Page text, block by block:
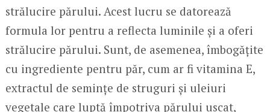
strălucire părului. Acest lucru se datorează
formula lor pentru a reflecta luminile și a oferi
strălucire părului. Sunt, de asemenea, îmbogățite
cu ingrediente pentru păr, cum ar fi vitamina E,
extractul de semințe de struguri și uleiuri
vegetale care luptă împotriva părului uscat,